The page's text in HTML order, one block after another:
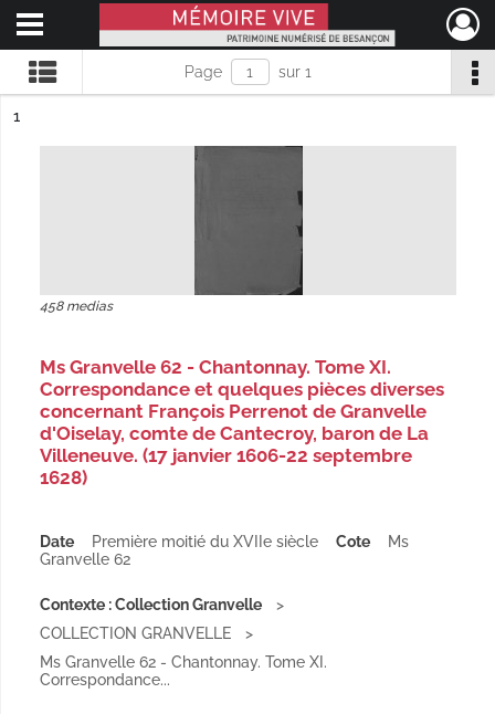
Mémoire Vive patrimoine numérisé de Besançon
Ouvrir le menu déroulant
Page sur 1
n°
1
458 medias
Ms Granvelle 62 - Chantonnay. Tome XI.
Correspondance et quelques pièces diverses
concernant François Perrenot de Granvelle
d'Oiselay, comte de Cantecroy, baron de La
Villeneuve. (17 janvier 1606-22 septembre
1628)
Date Première moitié du XVIIe siècle Cote
Ms
Granvelle 62
Contexte : Collection Granvelle
COLLECTION GRANVELLE
Ms Granvelle 62 - Chantonnay. Tome XI.
Correspondance...